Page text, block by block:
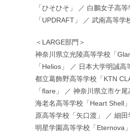
「ひそひそ」 ／ 白鵬女子高
「UPDRAFT」 ／ 武南高等学
＜LARGE部門＞
神奈川県立光陵高等学校「
「Helios」 ／ 日本大学明誠
都立葛飾野高等学校「KTN
「flare」 ／ 神奈川県立市ケ
海老名高等学校「Heart Shell
原高等学校「矢口渡」 ／ 細
明星学園高等学校「Eternova